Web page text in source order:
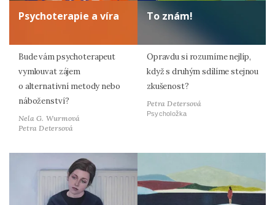
Psychoterapie a víra
Bude vám psychoterapeut
vymlouvat zájem
o alternativní metody nebo
náboženství?
Nela G. Wurmová
Petra Detersová
To znám!
Opravdu si rozumíme nejlíp,
když s druhým sdílíme stejnou
zkušenost?
Petra Detersová
Psycholožka